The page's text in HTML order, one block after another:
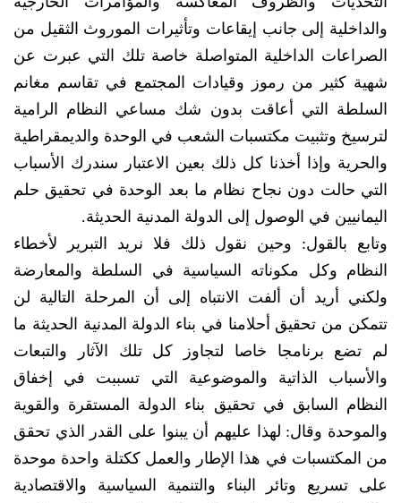
والداخلية إلى جانب إيقاعات وتأثيرات الموروث الثقيل من
الصراعات الداخلية المتواصلة خاصة تلك التي عبرت عن
شهية كثير من رموز وقيادات المجتمع في تقاسم مغانم
السلطة التي أعاقت بدون شك مساعي النظام الرامية
لترسيخ وتثبيت مكتسبات الشعب في الوحدة والديمقراطية
والحرية وإذا أخذنا كل ذلك بعين الاعتبار سندرك الأسباب
التي حالت دون نجاح نظام ما بعد الوحدة في تحقيق حلم
اليمانيين في الوصول إلى الدولة المدنية الحديثة.
وتابع بالقول: وحين نقول ذلك فلا نريد التبرير لأخطاء
النظام وكل مكوناته السياسية في السلطة والمعارضة
ولكني أريد أن ألفت الانتباه إلى أن المرحلة التالية لن
تتمكن من تحقيق أحلامنا في بناء الدولة المدنية الحديثة ما
لم تضع برنامجا خاصا لتجاوز كل تلك الآثار والتبعات
والأسباب الذاتية والموضوعية التي تسببت في إخفاق
النظام السابق في تحقيق بناء الدولة المستقرة والقوية
والموحدة وقال: لهذا عليهم أن يبنوا على القدر الذي تحقق
من المكتسبات في هذا الإطار والعمل ككتلة واحدة موحدة
على تسريع وتائر البناء والتنمية السياسية والاقتصادية